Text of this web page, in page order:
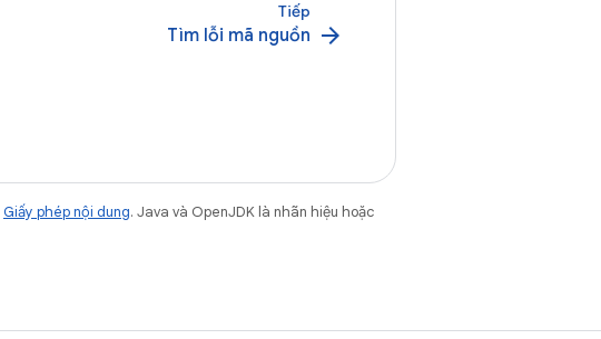
Tiếp
Tìm lỗi mã nguồn arrow_forward
Giấy phép nội dung. Java và OpenJDK là nhãn hiệu hoặc